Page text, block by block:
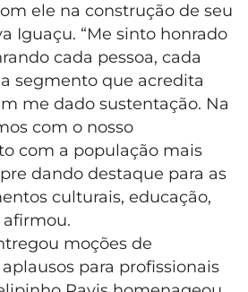
ele na construção de seu
Iguaçu. “Me sinto honrado
cada pessoa, cada
segmento que acredita
me dado sustentação. Na
com o nosso
com a população mais
dando destaque para as
culturais, educação,
afirmou.
moções de
para profissionais